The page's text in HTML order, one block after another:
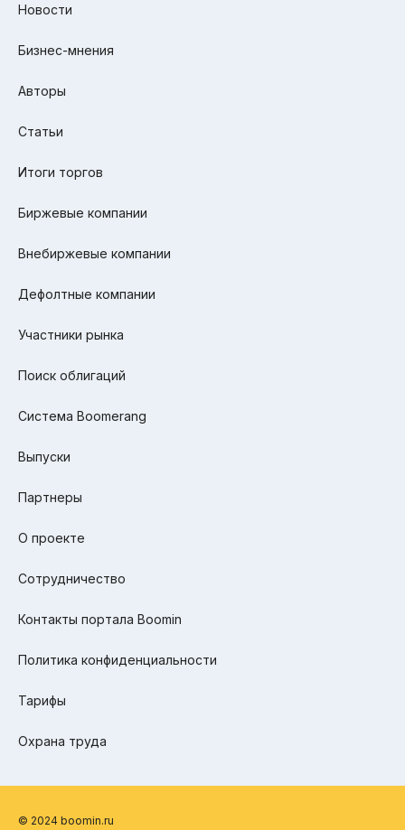
Новости
Бизнес-мнения
Авторы
Статьи
Итоги торгов
Биржевые компании
Внебиржевые компании
Дефолтные компании
Участники рынка
Поиск облигаций
Система Boomerang
Выпуски
Партнеры
О проекте
Сотрудничество
Контакты портала Boomin
Политика конфиденциальности
Тарифы
Охрана труда
© 2024 boomin.ru